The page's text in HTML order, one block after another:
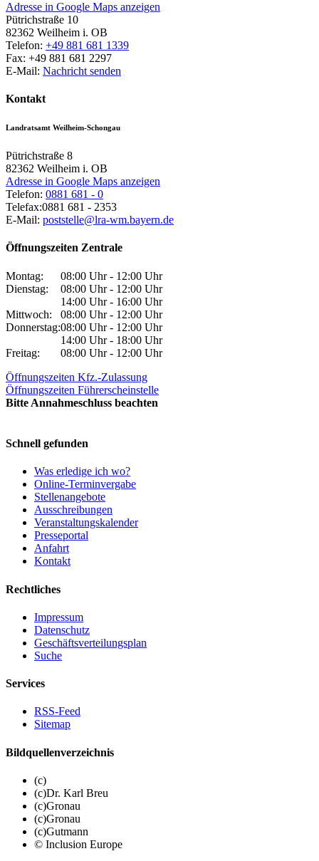
Adresse in Google Maps anzeigen
Pütrichstraße 10
82362 Weilheim i. OB
Telefon: +49 881 681 1339
Fax: +49 881 681 2297
E-Mail: Nachricht senden
Kontakt
Landratsamt Weilheim-Schongau
Pütrichstraße 8
82362 Weilheim i. OB
Adresse in Google Maps anzeigen
Telefon: 0881 681 - 0
Telefax:0881 681 - 2353
E-Mail: poststelle@lra-wm.bayern.de
Öffnungszeiten Zentrale
Montag:
08:00 Uhr - 12:00 Uhr
Dienstag:
08:00 Uhr - 12:00 Uhr
14:00 Uhr - 16:00 Uhr
Mittwoch:
08:00 Uhr - 12:00 Uhr
Donnerstag:08:00 Uhr - 12:00 Uhr
14:00 Uhr - 18:00 Uhr
Freitag:
08:00 Uhr - 12:00 Uhr
Öffnungszeiten Kfz.-Zulassung
Öffnungszeiten Führerscheinstelle
Bitte Annahmeschluss beachten
Schnell gefunden
Was erledige ich wo?
Online-Terminvergabe
Stellenangebote
Ausschreibungen
Veranstaltungskalender
Presseportal
Anfahrt
Kontakt
Rechtliches
Impressum
Datenschutz
Geschäftsverteilungsplan
Suche
Services
RSS-Feed
Sitemap
Bildquellenverzeichnis
(c)
(c)Dr. Karl Breu
(c)Gronau
(c)Gronau
(c)Gutmann
© Inclusion Europe